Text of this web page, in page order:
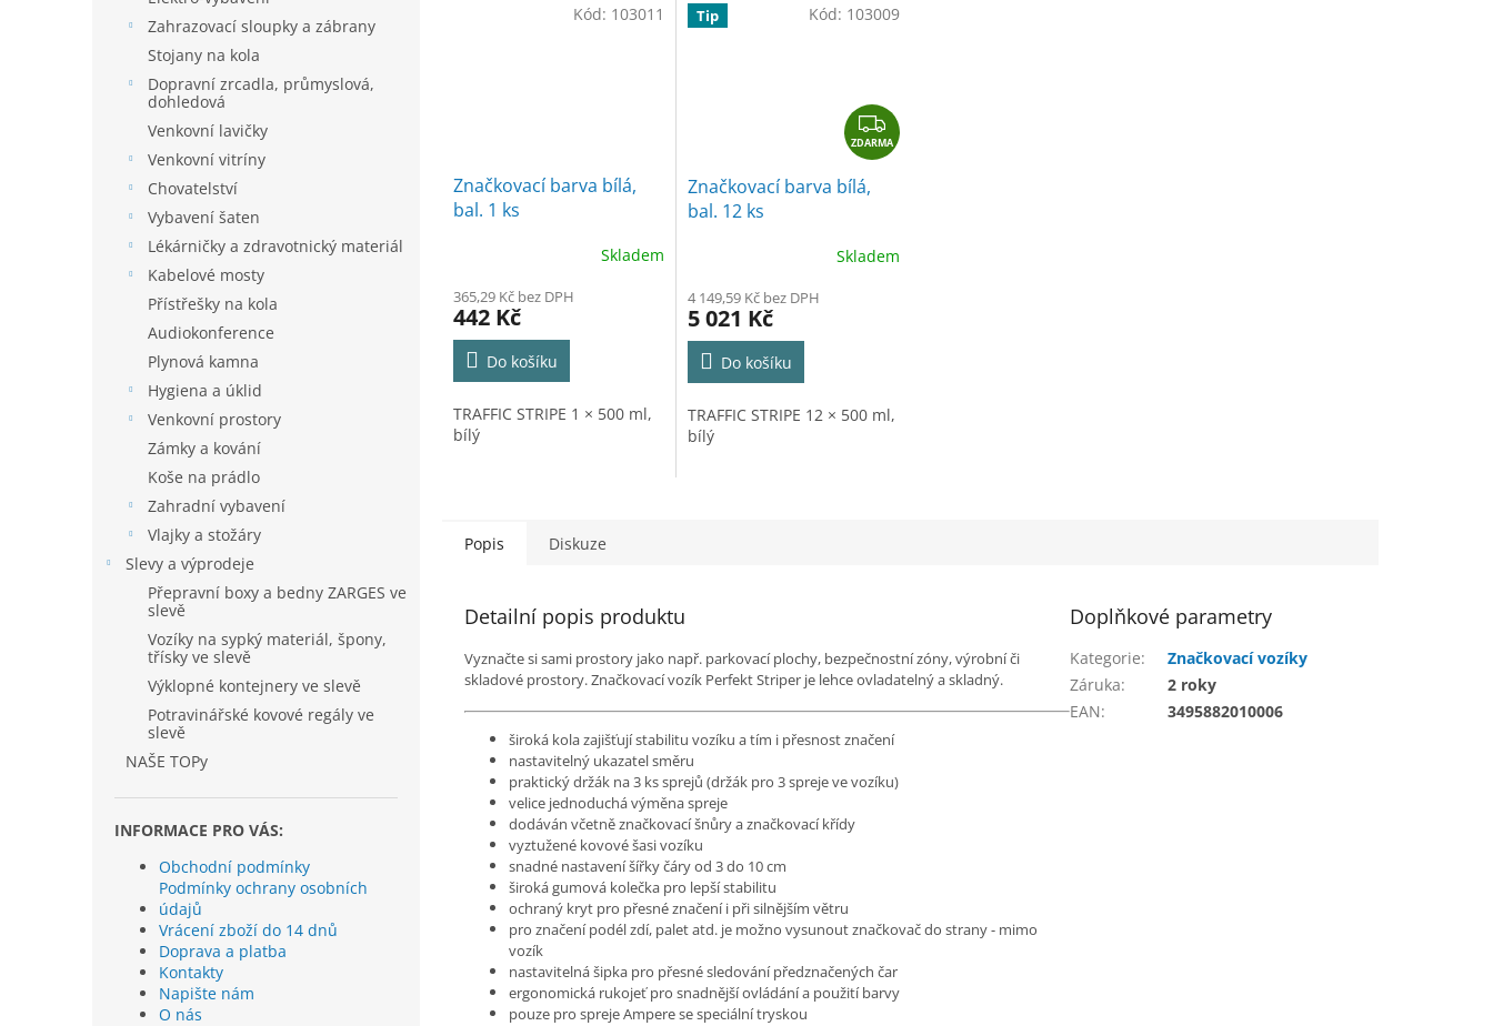
Zahrazovací sloupky a zábrany
Stojany na kola
Dopravní zrcadla, průmyslová,
dohledová
Venkovní lavičky
Venkovní vitríny
Chovatelství
Vybavení šaten
Lékárničky a zdravotnický materiál
Kabelové mosty
Přístřešky na kola
Audiokonference
Plynová kamna
Hygiena a úklid
Venkovní prostory
Zámky a kování
Koše na prádlo
Zahradní vybavení
Vlajky a stožáry
Slevy a výprodeje
Přepravní boxy a bedny ZARGES ve
slevě
Vozíky na sypký materiál, špony,
třísky ve slevě
Výklopné kontejnery ve slevě
Potravinářské kovové regály ve
slevě
NAŠE TOPy
INFORMACE PRO VÁS:
Obchodní podmínky
Podmínky ochrany osobních
údajů
Vrácení zboží do 14 dnů
Doprava a platba
Kontakty
Napište nám
O nás
Značkovací barva bílá,
bal. 1 ks
Skladem
365,29 Kč bez DPH
442 Kč
Do košíku
TRAFFIC STRIPE 1 × 500 ml,
bílý
Kód: 103011 Tip
Z
D
A
ZDARMA
Značkovací barva bílá,
bal. 12 ks
Skladem
4 149,59 Kč bez DPH
5 021 Kč
Do košíku
TRAFFIC STRIPE 12 × 500 ml,
bílý
Kód: 103009
Popis Diskuze
Detailní popis produktu
Vyznačte si sami prostory jako např. parkovací plochy, bezpečnostní zóny, výrobní či
skladové prostory. Značkovací vozík Perfekt Striper je lehce ovladatelný a skladný.
široká kola zajišťují stabilitu vozíku a tím i přesnost značení
nastavitelný ukazatel směru
praktický držák na 3 ks sprejů (držák pro 3 spreje ve vozíku)
velice jednoduchá výměna spreje
dodáván včetně značkovací šnůry a značkovací křídy
vyztužené kovové šasi vozíku
snadné nastavení šířky čáry od 3 do 10 cm
široká gumová kolečka pro lepší stabilitu
ochraný kryt pro přesné značení i při silnějším větru
pro značení podél zdí, palet atd. je možno vysunout značkovač do strany - mimo
vozík
nastavitelná šipka pro přesné sledování předznačených čar
ergonomická rukojeť pro snadnější ovládání a použití barvy
pouze pro spreje Ampere se speciální tryskou
Doplňkové parametry
Kategorie:
Značkovací vozíky
Záruka:
2 roky
EAN: 3495882010006